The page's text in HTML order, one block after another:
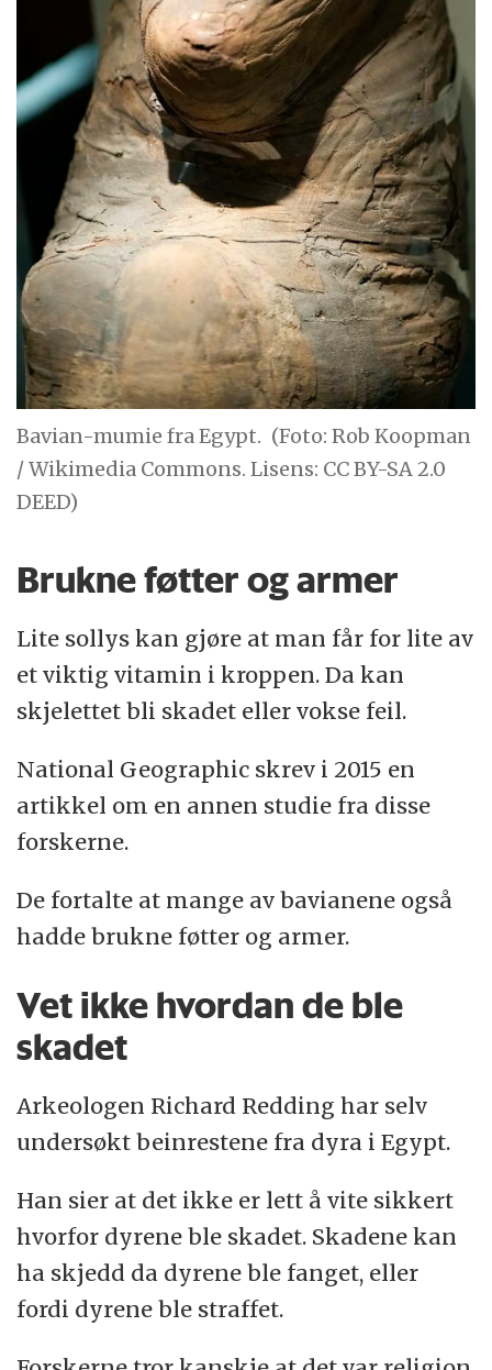
Bavian-mumie fra Egypt. (Foto: Rob Koopman
/ Wikimedia Commons. Lisens: CC BY-SA 2.0
DEED)
Brukne føtter og armer
Lite sollys kan gjøre at man får for lite av
et viktig vitamin i kroppen. Da kan
skjelettet bli skadet eller vokse feil.
National Geographic skrev i 2015 en
artikkel om en annen studie fra disse
forskerne.
De fortalte at mange av bavianene også
hadde brukne føtter og armer.
Vet ikke hvordan de ble
skadet
Arkeologen Richard Redding har selv
undersøkt beinrestene fra dyra i Egypt.
Han sier at det ikke er lett å vite sikkert
hvorfor dyrene ble skadet. Skadene kan
ha skjedd da dyrene ble fanget, eller
fordi dyrene ble straffet.